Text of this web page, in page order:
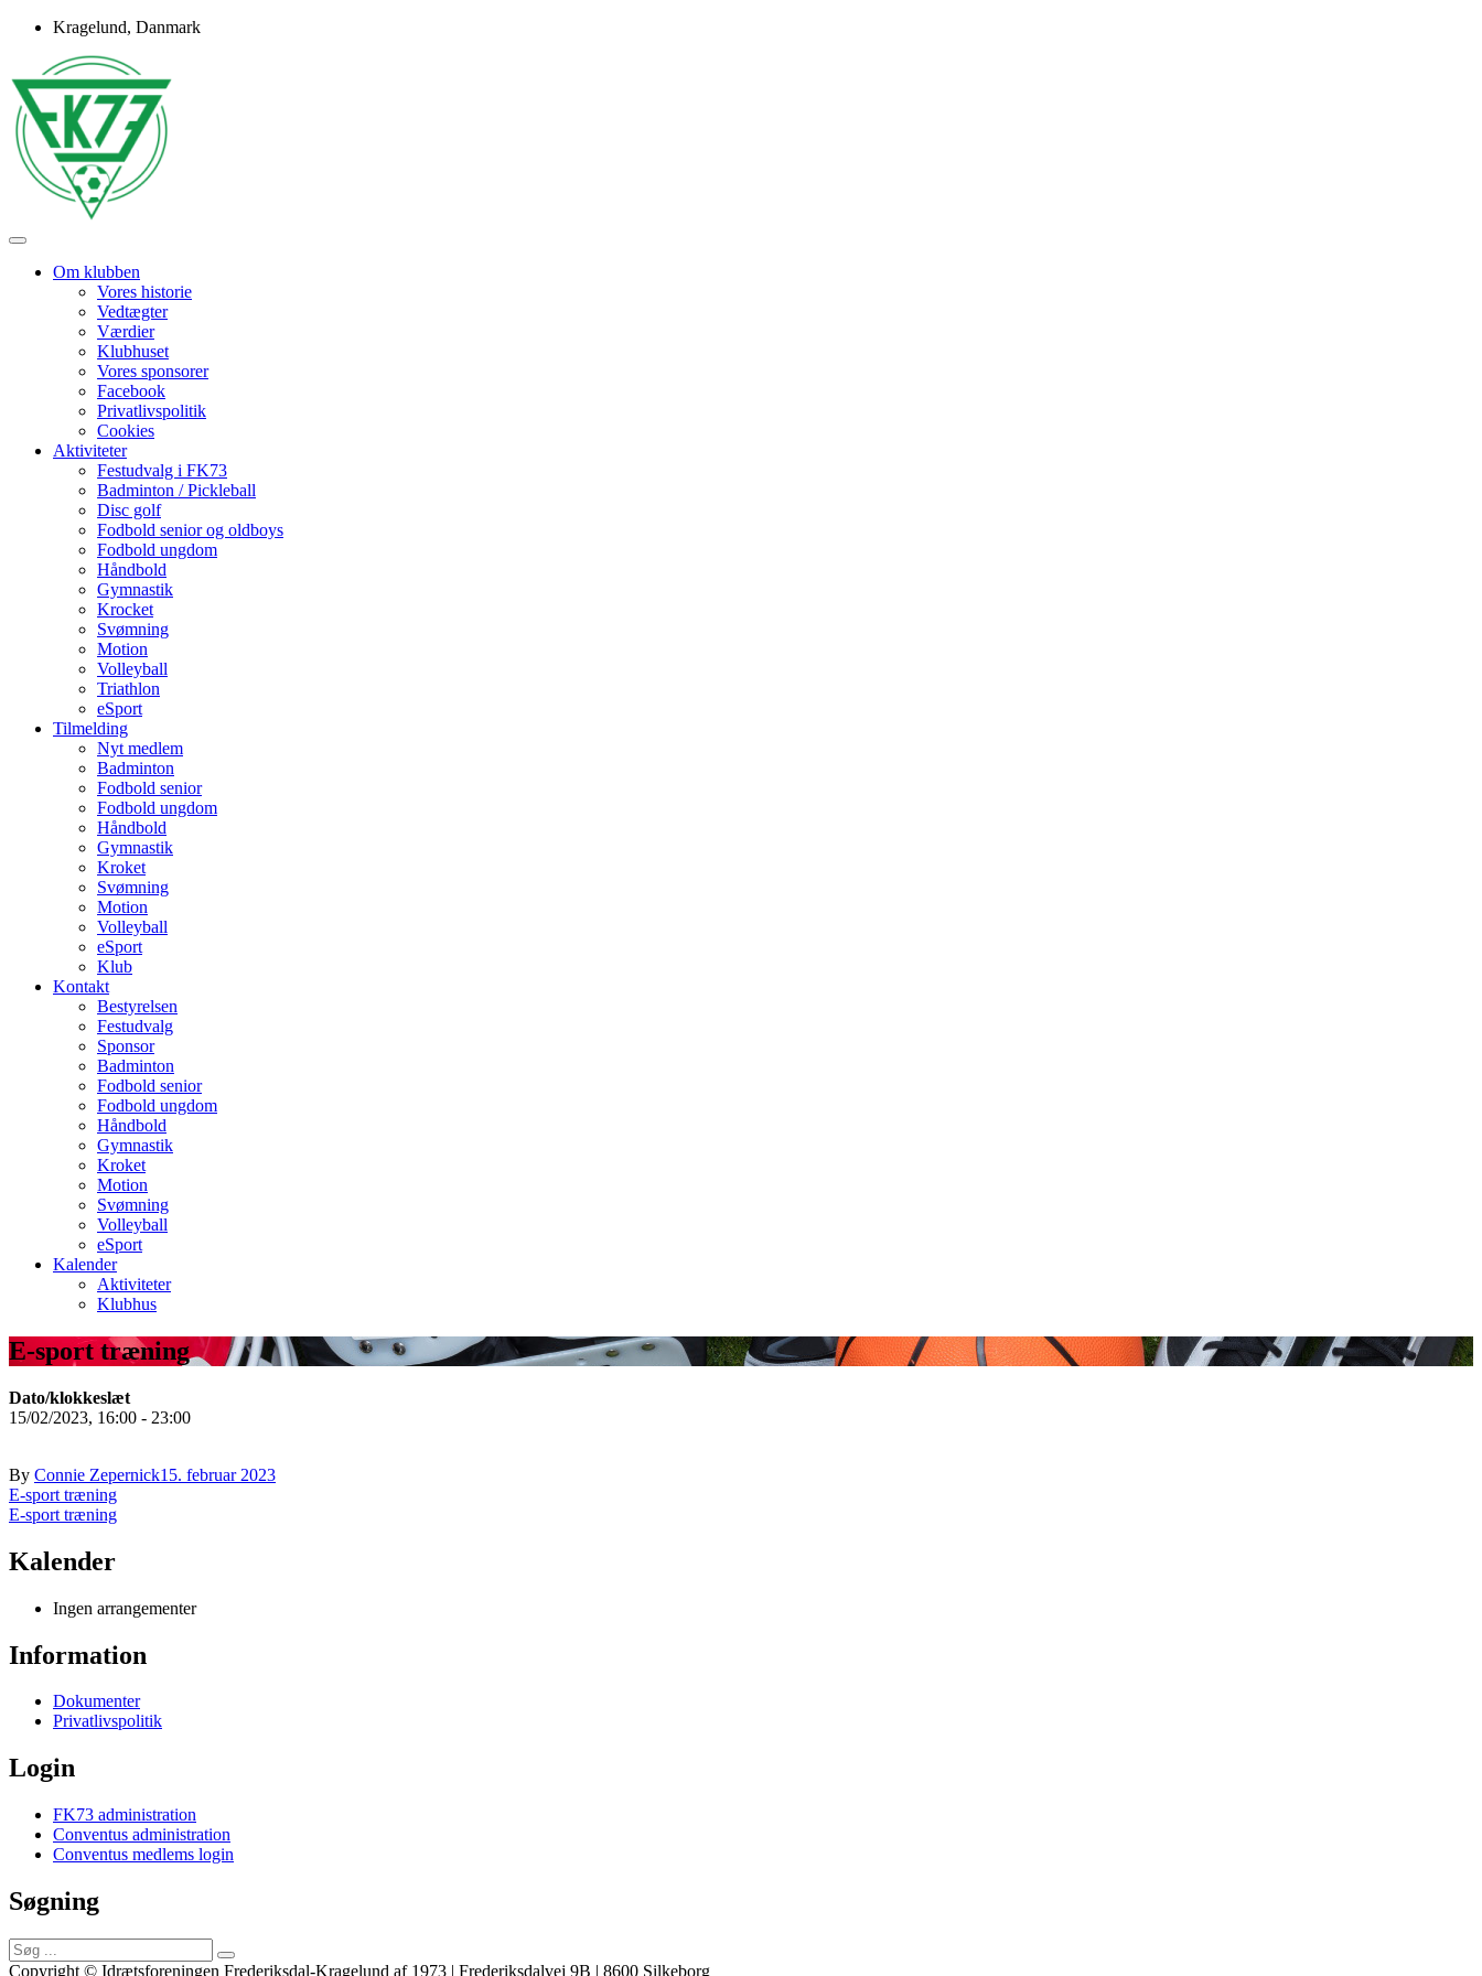
Skip
content
Kragelund, Danmark
FK73
Om klubben
Vores historie
Vedtægter
Værdier
Klubhuset
Vores sponsorer
Facebook
Privatlivspolitik
Cookies
Aktiviteter
Festudvalg i FK73
Badminton / Pickleball
Disc golf
Fodbold senior og oldboys
Fodbold ungdom
Håndbold
Gymnastik
Krocket
Svømning
Motion
Volleyball
Triathlon
eSport
Tilmelding
Nyt medlem
Badminton
Fodbold senior
Fodbold ungdom
Håndbold
Gymnastik
Kroket
Svømning
Motion
Volleyball
eSport
Klub
Kontakt
Bestyrelsen
Festudvalg
Sponsor
Badminton
Fodbold senior
Fodbold ungdom
Håndbold
Gymnastik
Kroket
Motion
Svømning
Volleyball
eSport
Kalender
Aktiviteter
Klubhus
E-sport træning
Dato/klokkeslæt
15/02/2023, 16:00 - 23:00
By Connie Zepernick15. februar 2023
Indlægsnavigation
E-sport træning
E-sport træning
Kalender
Ingen arrangementer
Information
Dokumenter
Privatlivspolitik
Login
FK73 administration
Conventus administration
Conventus medlems login
Søgning
Søg
efter:
Copyright © Idrætsforeningen Frederiksdal-Kragelund af 1973 | Frederiksdalvej 9B | 8600 Silkeborg